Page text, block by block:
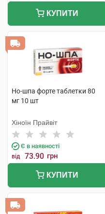
КУПИТИ
Но-шпа форте таблетки 80
мг 10 шт
Хіноїн Прайвіт
Є в наявності
від 73.90 грн
КУПИТИ